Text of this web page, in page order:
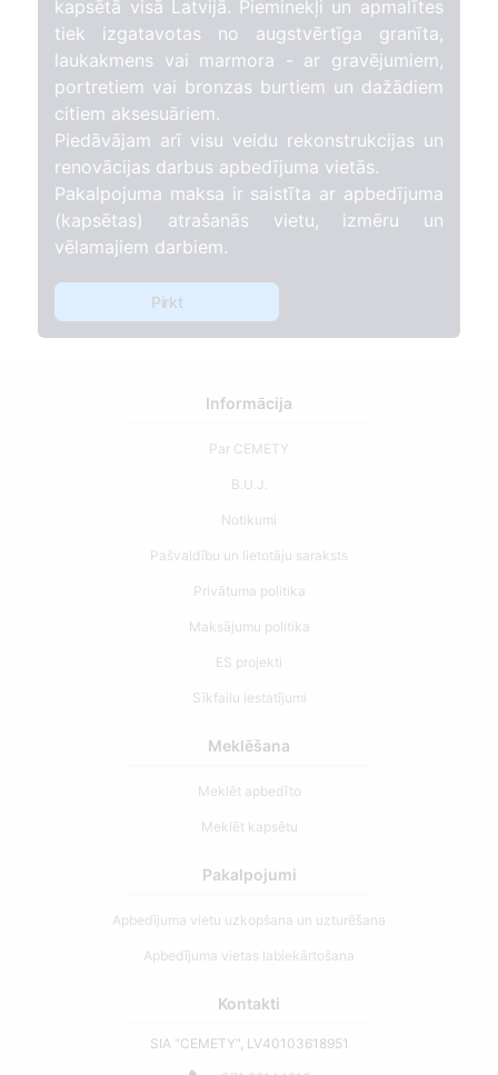
kapsētā visā Latvijā. Pieminekļi un apmalītes
tiek izgatavotas no augstvērtīga granīta,
laukakmens vai marmora - ar gravējumiem,
portretiem vai bronzas burtiem un dažādiem
citiem aksesuāriem.
Piedāvājam arī visu veidu rekonstrukcijas un
renovācijas darbus apbedījuma vietās.
Pakalpojuma maksa ir saistīta ar apbedījuma
(kapsētas) atrašanās vietu, izmēru un
vēlamajiem darbiem.
Pirkt
Informācija
Par CEMETY
B.U.J.
Notikumi
Pašvaldību un lietotāju saraksts
Privātuma politika
Maksājumu politika
ES projekti
Sīkfailu iestatījumi
Meklēšana
Meklēt apbedīto
Meklēt kapsētu
Pakalpojumi
Apbedījuma vietu uzkopšana un uzturēšana
Apbedījuma vietas labiekārtošana
Kontakti
SIA "CEMETY", LV40103618951